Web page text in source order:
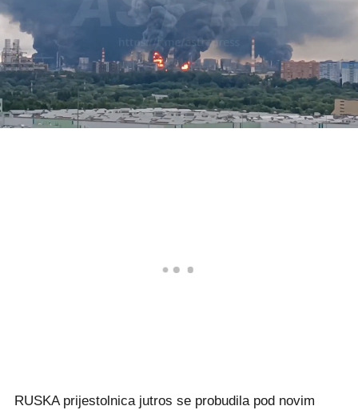
RUSKA prijestolnica jutros se probudila pod novim